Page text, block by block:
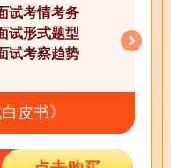
试考情考务
试形式题型
试考察趋势
皮书》